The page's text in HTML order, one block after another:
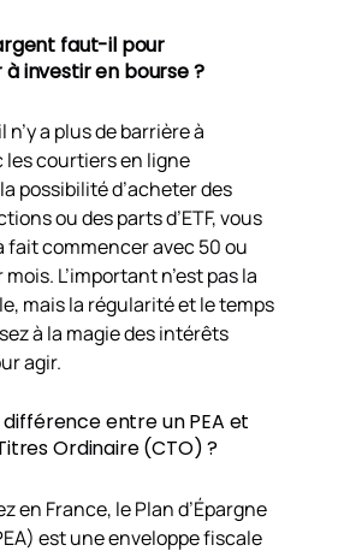
faut-il pour
investir en bourse ?
n’y a plus de barrière à
les courtiers en ligne
possibilité d’acheter des
ou des parts d’ETF, vous
fait commencer avec 50 ou
L’important n’est pas la
mais la régularité et le temps
à la magie des intérêts
agir.
entre un PEA et
Ordinaire (CTO) ?
en France, le Plan d’Épargne
est une enveloppe fiscale